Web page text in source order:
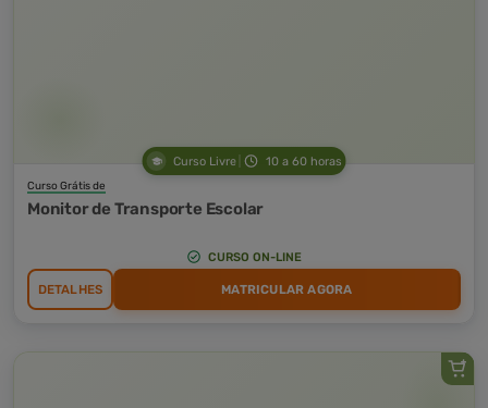
Curso Livre 10 a 60 horas
Curso Grátis de
Monitor de Transporte Escolar
CURSO ON-LINE
DETALHES MATRICULAR AGORA